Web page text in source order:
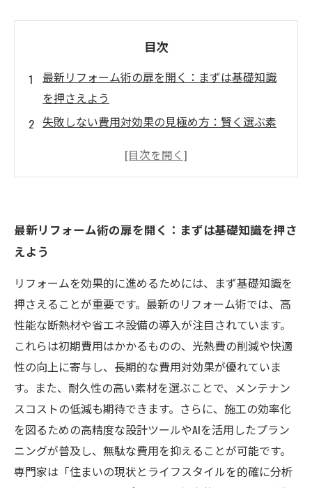
目次
最新リフォーム術の扉を開く：まずは基礎知識
を押さえよう
失敗しない費用対効果の見極め方：賢く選ぶ素
実例紹介！成功したリフォームで暮らしがどう
出す工夫とは？
満足度アップの秘訣：後悔しないリフォーム計
画のまとめ
最新技術活用で実現する理想の住まいづくり
予算をムダにしない！費用対効果重視のリフォ
ーム成功術
最新リフォーム術の扉を開く：まずは基礎知識を押さ
えよう
リフォームを効果的に進めるためには、まず基礎知識を
押さえることが重要です。最新のリフォーム術では、高
性能な断熱材や省エネ設備の導入が注目されています。
これらは初期費用はかかるものの、光熱費の削減や快適
性の向上に寄与し、長期的な費用対効果が優れていま
す。また、耐久性の高い素材を選ぶことで、メンテナン
スコストの低減も期待できます。さらに、施工の効率化
を図るための高精度な設計ツールやAIを活用したプラン
ニングが普及し、無駄な費用を抑えることが可能です。
専門家は「住まいの現状とライフスタイルを的確に分析